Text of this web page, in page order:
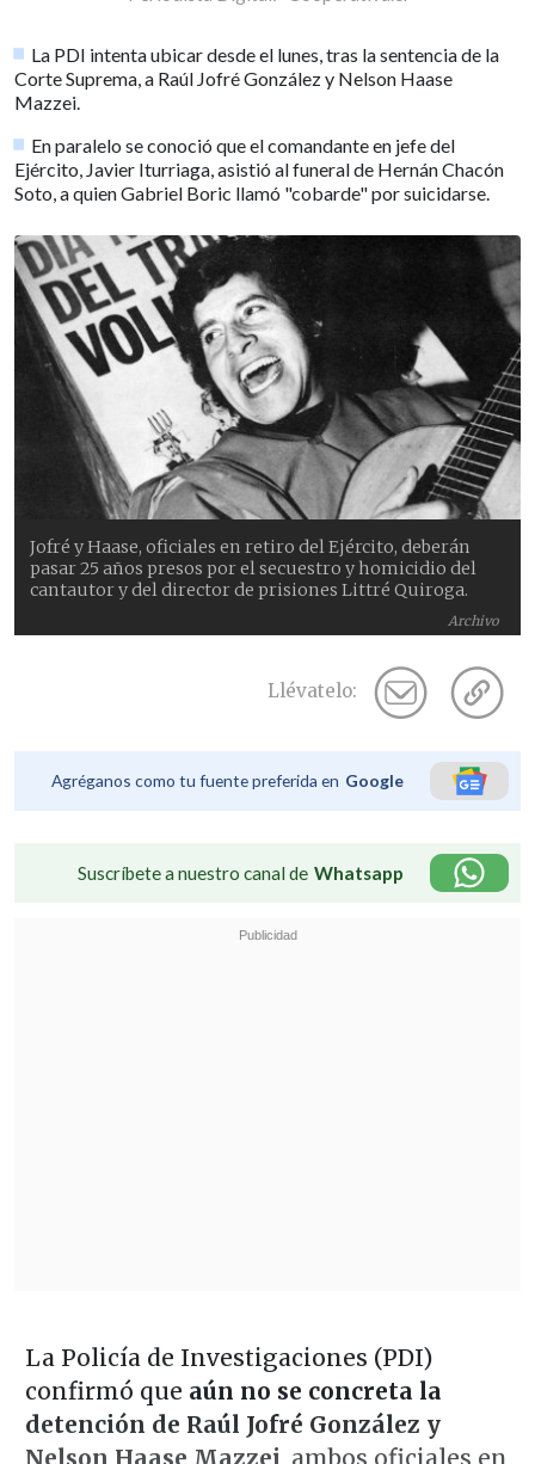
La PDI intenta ubicar desde el lunes, tras la sentencia de la
Corte Suprema, a Raúl Jofré González y Nelson Haase
Mazzei.
En paralelo se conoció que el comandante en jefe del
Ejército, Javier Iturriaga, asistió al funeral de Hernán Chacón
Soto, a quien Gabriel Boric llamó "cobarde" por suicidarse.
Archivo
Jofré y Haase, oficiales en retiro del Ejército, deberán
pasar 25 años presos por el secuestro y homicidio del
cantautor y del director de prisiones Littré Quiroga.
Llévatelo:
Agréganos como tu fuente preferida en Google
Suscríbete a nuestro canal de Whatsapp
La Policía de Investigaciones (PDI)
confirmó que aún no se concreta la
detención de Raúl Jofré González y
Nelson Haase Mazzei , ambos oficiales en